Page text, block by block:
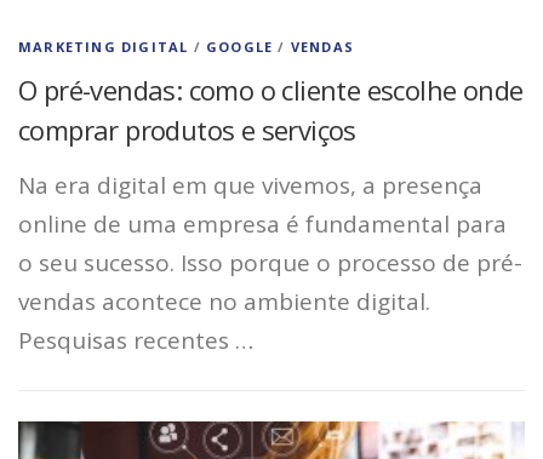
MARKETING DIGITAL / GOOGLE / VENDAS
O pré-vendas: como o cliente escolhe onde
comprar produtos e serviços
Na era digital em que vivemos, a presença
online de uma empresa é fundamental para
o seu sucesso. Isso porque o processo de pré-
vendas acontece no ambiente digital.
Pesquisas recentes …